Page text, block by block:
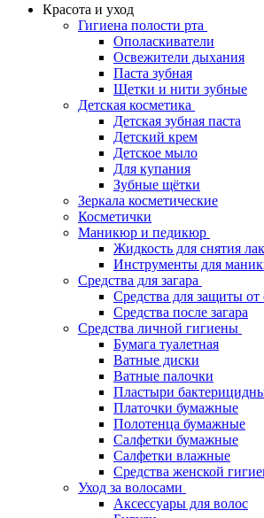
Красота и уход
Гигиена полости рта
Ополаскиватели
Освежители дыхания
Паста зубная
Щетки и нити зубные
Детская косметика
Детская зубная паста
Детский крем
Детское мыло
Для купания
Зубные щётки
Зеркала косметические
Косметички
Маникюр и педикюр
Жидкость для снятия
Инструменты для
Средства для загара
Средства для защиты от
Средства после загара
Средства личной гигиены
Бумага туалетная
Ватные диски
Ватные палочки
Пластыри
Платочки бумажные
Полотенца бумажные
Салфетки бумажные
Салфетки влажные
Средства женской
Уход за волосами
Аксессуары для волос